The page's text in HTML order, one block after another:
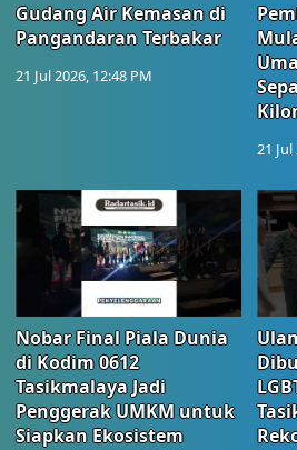
Gudang Air Kemasan di
Pangandaran Terbakar
21 Jul 2026, 12:48 PM
21 Jul
Nobar Final Piala Dunia
di Kodim 0612
Tasikmalaya Jadi
Penggerak UMKM untuk
Siapkan Ekosistem